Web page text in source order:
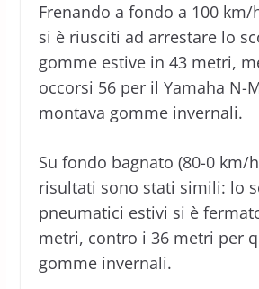
Frenando a fondo a 100 km/
si è riusciti ad arrestare lo
gomme estive in 43 metri,
occorsi 56 per il Yamaha N-
montava gomme invernali.
Su fondo bagnato (80-0 km/
risultati sono stati simili: lo
pneumatici estivi si è
metri, contro i 36 metri per
gomme invernali.